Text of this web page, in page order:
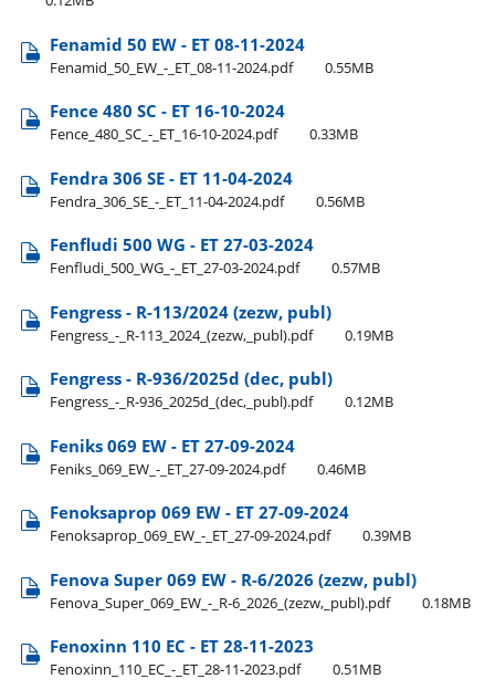
Fenamid 50 EW - ET 08-11-2024
Fenamid​_50​_EW​_-​_ET​_08-11-2024.pdf 0.55MB
Fence 480 SC - ET 16-10-2024
Fence​_480​_SC​_-​_ET​_16-10-2024.pdf 0.33MB
Fendra 306 SE - ET 11-04-2024
Fendra​_306​_SE​_-​_ET​_11-04-2024.pdf 0.56MB
Fenfludi 500 WG - ET 27-03-2024
Fenfludi​_500​_WG​_-​_ET​_27-03-2024.pdf 0.57MB
Fengress - R-113/2024 (zezw, publ)
Fengress​_-​_R-113​_2024​_(zezw,​_publ).pdf 0.19MB
Fengress - R-936/2025d (dec, publ)
Fengress​_-​_R-936​_2025d​_(dec,​_publ).pdf 0.12MB
Feniks 069 EW - ET 27-09-2024
Feniks​_069​_EW​_-​_ET​_27-09-2024.pdf 0.46MB
Fenoksaprop 069 EW - ET 27-09-2024
Fenoksaprop​_069​_EW​_-​_ET​_27-09-2024.pdf 0.39MB
Fenova Super 069 EW - R-6/2026 (zezw, publ)
Fenova​_Super​_069​_EW​_-​_R-6​_2026​_(zezw,​_publ).pdf 0.18MB
Fenoxinn 110 EC - ET 28-11-2023
Fenoxinn​_110​_EC​_-​_ET​_28-11-2023.pdf 0.51MB